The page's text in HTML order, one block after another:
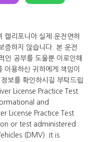
캘리포니아 실제 운전면허
증하지 않습니다. 본 운전
인 공부를 도울뿐 이로인해
이용하신 귀하에게 책임이
보를 확인하시길 부탁드립
License Practice Test
and
License Practice Test
or test administered
(DMV). It is